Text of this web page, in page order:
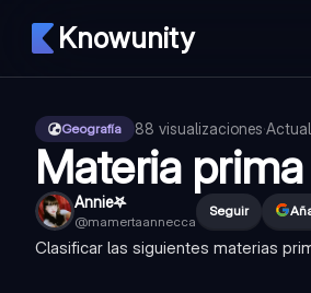
Knowunity
Geografía 88 visualizaciones·
Materia prima
Annie𖤐
@mamertaannecca
Seguir
Clasificar las siguientes materias